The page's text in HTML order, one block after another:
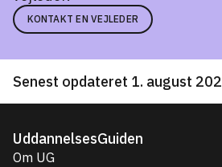
KONTAKT EN VEJLEDER
Senest opdateret 1. august
UddannelsesGuiden
Om UG